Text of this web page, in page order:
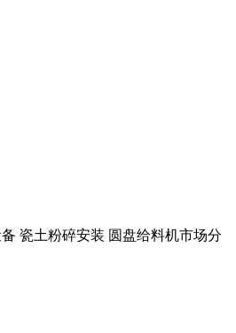
瓷土粉碎安装 圆盘给料机市场分